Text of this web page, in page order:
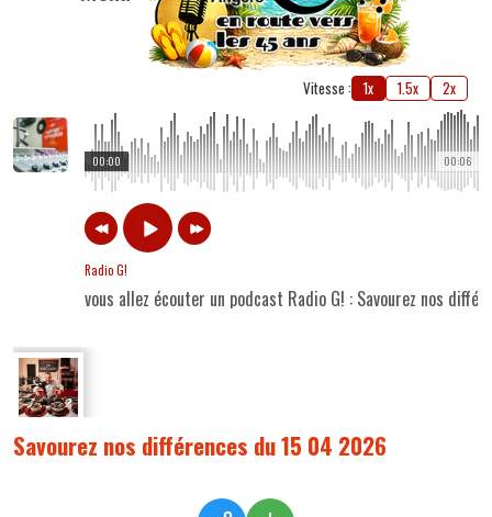
Vitesse : 1x 1.5x 2x
00:06
00:00
Radio G!
vous allez écouter un podcast Radio G! : Savourez nos
Savourez nos différences du 15 04 2026